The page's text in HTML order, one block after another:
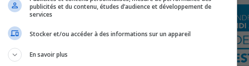
publicités et du contenu, études d’audience et développement de
services
Stocker et/ou accéder à des informations sur un appareil
En savoir plus